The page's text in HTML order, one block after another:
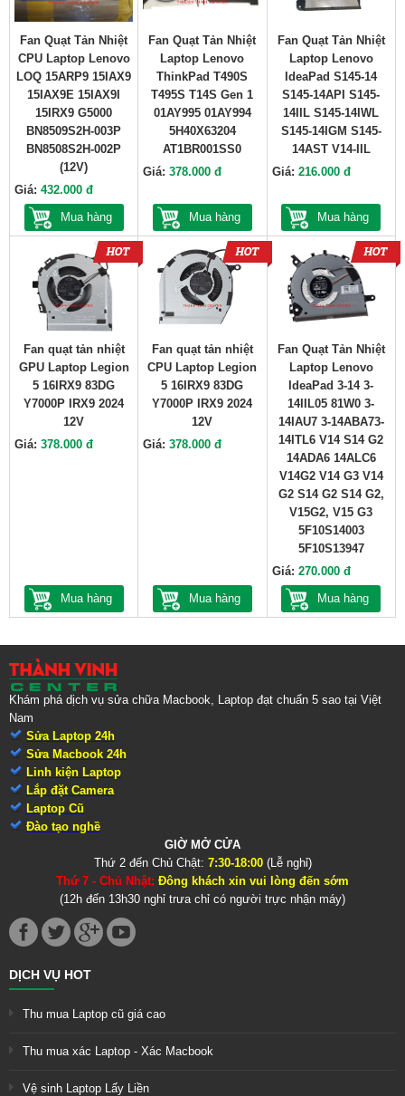
Fan Quạt Tản Nhiệt
CPU Laptop Lenovo
LOQ 15ARP9 15IAX9
15IAX9E 15IAX9I
15IRX9 G5000
BN8509S2H-003P
BN8508S2H-002P
(12V)
Giá: 432.000 đ
Mua hàng
Fan Quạt Tản Nhiệt
Laptop Lenovo
ThinkPad T490S
T495S T14S Gen 1
01AY995 01AY994
5H40X63204
AT1BR001SS0
Giá:378.000 đ
Mua hàng
Fan Quạt Tản Nhiệt
Laptop Lenovo
IdeaPad S145-14
S145-14API S145-
14IIL S145-14IWL
S145-14IGM S145-
14AST V14-IIL
Giá: 216.000 đ
Mua hàng
Fan quạt tản nhiệt
GPU Laptop Legion
5 16IRX9 83DG
Y7000P IRX9 2024
12V
Giá: 378.000 đ
Mua hàng
Fan quạt tản nhiệt
CPU Laptop Legion
5 16IRX9 83DG
Y7000P IRX9 2024
12V
Giá:378.000 đ
Mua hàng
Fan Quạt Tản Nhiệt
Laptop Lenovo
IdeaPad 3-14 3-
14IIL05 81W0 3-
14IAU7 3-14ABA73-
14ITL6 V14 S14 G2
14ADA6 14ALC6
V14G2 V14 G3 V14
G2 S14 G2 S14 G2,
V15G2, V15 G3
5F10S14003
5F10S13947
Giá: 270.000 đ
Mua hàng
Khám phá dịch vụ sửa chữa Macbook, Laptop đạt chuẩn 5 sao tại Việt
Nam
Sửa Laptop 24h
Sửa Macbook 24h
Linh kiện Laptop
Lắp đặt Camera
Laptop Cũ
Đào tạo nghề
GIỜ MỞ CỬA
Thứ 2 đến Chủ Chật: 7:30-18:00(Lễ nghỉ)
Thứ 7 - Chủ Nhật: Đông khách xin vui lòng đến sớm
(12h đến 13h30 nghỉ trưa chỉ có người trực nhận máy)
DỊCH VỤ HOT
Thu mua Laptop cũ giá cao
Thu mua xác Laptop - Xác Macbook
Vệ sinh Laptop Lấy Liền